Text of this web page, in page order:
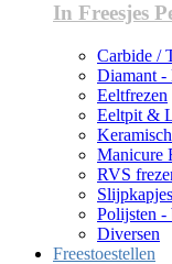
In Freesjes
Carbide /
Diamant -
Eeltfrezen
Eeltpit &
Manicure
RVS
Polijsten -
Diversen
Freestoestellen